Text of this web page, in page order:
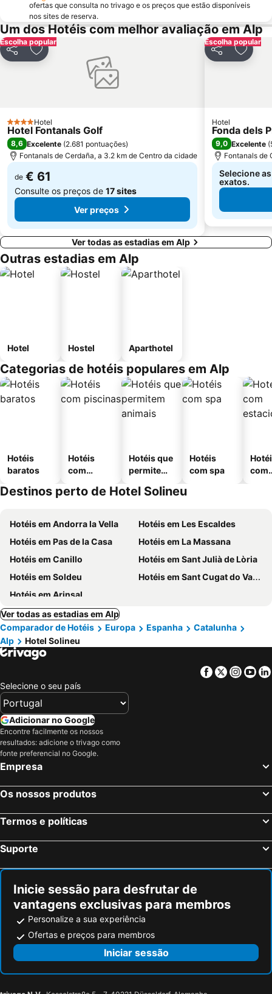
ofertas que consulta no trivago e os preços que estão disponíveis
nos sites de reserva.
Um dos Hotéis com melhor avaliação em Alp
Escolha popular
PartilharAdicionar aos favoritos
4 Estrelas
Hotel
Hotel Fontanals Golf
8,6 Excelente (2.681 pontuações)
Fontanals de Cerdaña, a 3.2 km de Centro da cidade
de € 61
Consulte os preços de 17 sites
Ver preços
Escolha popular
Partilhar
Hotel
Fonda dels
9,0 Excelente (
Fontanals de
Selecione
exatos.
Ver todas as estadias em Alp
Outras estadias em Alp
Hotel Hostel Aparthotel
Categorias de hotéis populares em Alp
Hotéis
baratos
Hotéis
com
Hotéis que
permitem
Hotéis
com spa
com
Destinos perto de Hotel Solineu
Hotéis em Andorra la Vella
Hotéis em Les Escaldes
Hotéis em Pas de la Casa
Hotéis em La Massana
Hotéis em Canillo
Hotéis em Sant Julià de Lòria
Hotéis em Soldeu
Hotéis em Sant Cugat do Vallés
Hotéis em Arinsal
Ver todas as estadias em Alp
Comparador de Hotéis
Europa Espanha
Catalunha
Alp
Hotel Solineu
Facebook
Twitter
Selecione o seu país
Adicionar no Google
Encontre facilmente os nossos
resultados: adicione o trivago como
fonte preferencial no Google.
Empresa
Os nossos produtos
Termos e políticas
Suporte
Inicie sessão para desfrutar de
vantagens exclusivas para membros
Personalize a sua experiência
Ofertas e preços para membros
Iniciar sessão